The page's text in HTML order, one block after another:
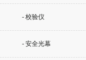
- 校验仪
- 安全光幕